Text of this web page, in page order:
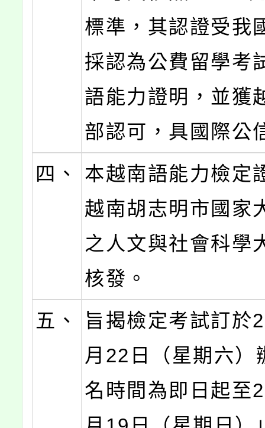
標準，其認證受我
採認為公費留學考
語能力證明，並獲
部認可，具國際公
四、
本越南語能力檢定
越南胡志明市國家
之人文與社會科學
核發。
五、
旨揭檢定考試訂於
月22日（星期六）
名時間為即日起至